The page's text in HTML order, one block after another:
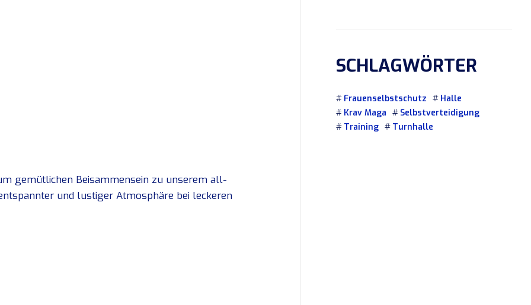
gemütlichen Beisammensein zu unserem all-
und lustiger Atmosphäre bei leckeren
SCHLAGWÖRTER
Frauenselbstschutz
Halle
Krav Maga
Selbstverteidigung
Training
Turnhalle